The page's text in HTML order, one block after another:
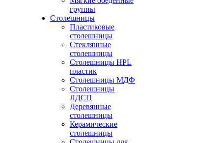
группы
Столешницы
Пластиковые
столешницы
Стеклянные
столешницы
Столешницы HPL
пластик
Столешницы МДФ
Столешницы
ЛДСП
Деревянные
столешницы
Керамические
столешницы